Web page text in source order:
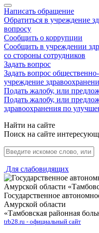
Написать обращение
Обратиться в учреждение
вопросу
Сообщить о коррупции
Сообщить в учреждении
со стороны сотрудников
Задать вопрос
Задать вопрос
учреждение
Подать жалобу, или
Подать жалобу, или
здравоохранения по
Найти на сайте
Поиск на сайте
Для слабовидящих
Государственное
Амурской области
«Тамбовская районная
trb28.ru - официальный сайт